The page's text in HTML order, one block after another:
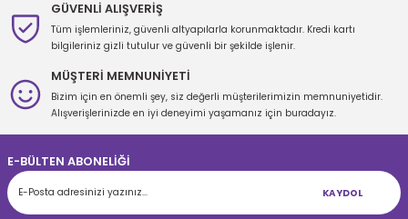
Gönder
GÜVENLİ ALIŞVERİŞ
Tüm işlemleriniz, güvenli altyapılarla korunmaktadır. Kredi kartı
bilgileriniz gizli tutulur ve güvenli bir şekilde işlenir.
MÜŞTERİ MEMNUNİYETİ
Bizim için en önemli şey, siz değerli müşterilerimizin memnuniyetidir.
Alışverişlerinizde en iyi deneyimi yaşamanız için buradayız.
E-BÜLTEN ABONELİĞİ
KAYDOL